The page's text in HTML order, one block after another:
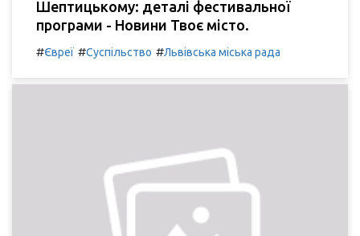
Шептицькому: деталі фестивальної
програми - Новини Твоє місто.
#Євреї #Суспільство #Львівська міська рада